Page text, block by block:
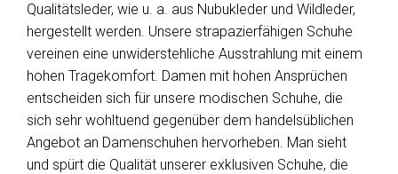
Qualitätsleder, wie u. a. aus Nubukleder und Wildleder,
hergestellt werden. Unsere strapazierfähigen Schuhe
vereinen eine unwiderstehliche Ausstrahlung mit einem
hohen Tragekomfort. Damen mit hohen Ansprüchen
entscheiden sich für unsere modischen Schuhe, die
sich sehr wohltuend gegenüber dem handelsüblichen
Angebot an Damenschuhen hervorheben. Man sieht
und spürt die Qualität unserer exklusiven Schuhe, die